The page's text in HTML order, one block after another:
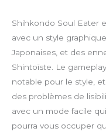
Shihkondo Soul Eater
avec un style
Japonaises, et des
Shintoïste. Le
notable pour le style,
des problèmes de
avec un mode facile
pourra vous occuper